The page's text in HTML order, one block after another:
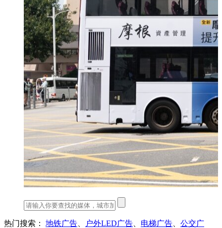
热门搜索： 地铁广告 户外LED广告 电梯广告
公交广